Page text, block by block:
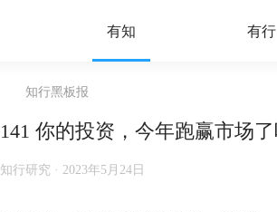
有知 有行
知行黑板报
141 你的投资，今年跑赢市场了
知行研究 · 2023年5月24日